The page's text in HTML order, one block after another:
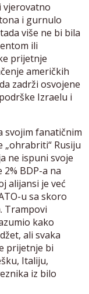
vjerovatno
i gurnulo
više ne bi bila
ili
prijetnje
američkih
zadrži osvojene
Izraelu i
svojim fanatičnim
„ohrabriti“ Rusiju
ne ispuni svoje
BDP-a na
alijansi je već
u sa skoro
Trampovi
kako
ali svaka
prijetnje bi
Italiju,
iz bilo